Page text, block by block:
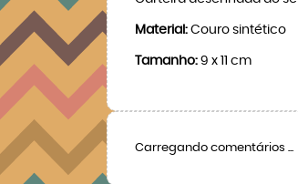
Material: Couro sintético
Tamanho: 9 x 11 cm
Carregando comentários ...